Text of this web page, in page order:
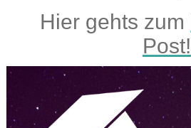
Hier gehts zum
Post!